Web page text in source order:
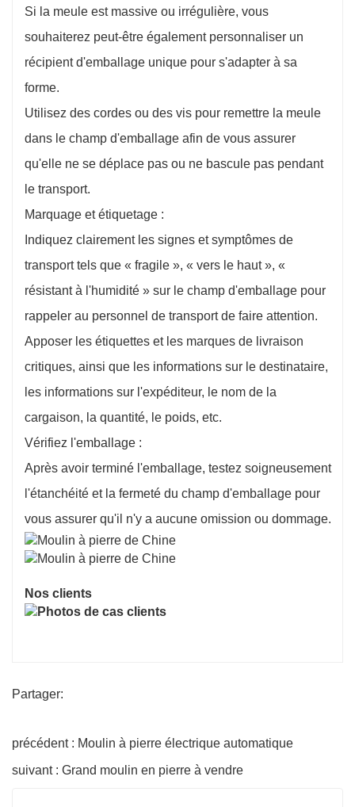
Si la meule est massive ou irrégulière, vous
souhaiterez peut-être également personnaliser un
récipient d'emballage unique pour s'adapter à sa
forme.
Utilisez des cordes ou des vis pour remettre la meule
dans le champ d'emballage afin de vous assurer
qu'elle ne se déplace pas ou ne bascule pas pendant
le transport.
Marquage et étiquetage :
Indiquez clairement les signes et symptômes de
transport tels que « fragile », « vers le haut », «
résistant à l'humidité » sur le champ d'emballage pour
rappeler au personnel de transport de faire attention.
Apposer les étiquettes et les marques de livraison
critiques, ainsi que les informations sur le destinataire,
les informations sur l'expéditeur, le nom de la
cargaison, la quantité, le poids, etc.
Vérifiez l'emballage :
Après avoir terminé l'emballage, testez soigneusement
l'étanchéité et la fermeté du champ d'emballage pour
vous assurer qu'il n'y a aucune omission ou dommage.
Nos clients
Partager:
précédent : Moulin à pierre électrique automatique
suivant : Grand moulin en pierre à vendre